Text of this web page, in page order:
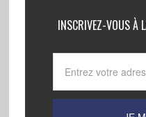
INSCRIVEZ-VOUS À